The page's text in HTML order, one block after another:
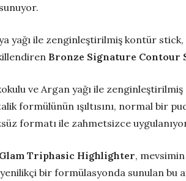
yağı ile zenginleştirilmiş kontür
Bronze Signature Contour
ve Argan yağı ile zenginleştirilmiş
formülünün ışıltısını, normal bir
formatı ile zahmetsizce
Triphasic Highlighter,
bir formülasyonda sunulan bu